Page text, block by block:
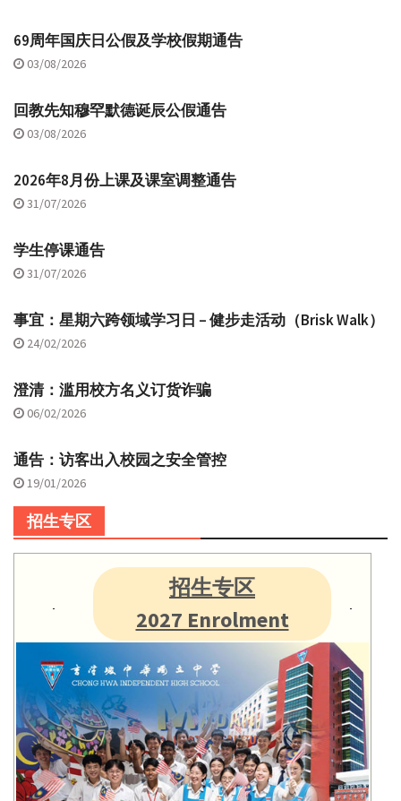
69周年国庆日公假及学校假期通告
03/08/2026
回教先知穆罕默德诞辰公假通告
03/08/2026
2026年8月份上课及课室调整通告
31/07/2026
学生停课通告
31/07/2026
事宜：星期六跨领域学习日 – 健步走活动（Brisk Walk）
24/02/2026
澄清：滥用校方名义订货诈骗
06/02/2026
通告：访客出入校园之安全管控
19/01/2026
招生专区
招生专区
2027 Enrolment